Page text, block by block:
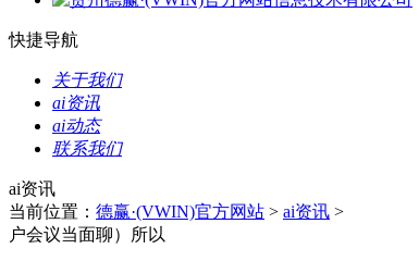
快捷导航
关于我们
ai资讯
ai动态
联系我们
ai资讯
当前位置： 德赢·(VWIN)官方网站 > ai资讯 >
户会议当面聊）所以